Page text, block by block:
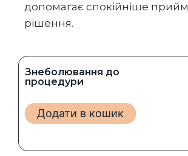
допомагає спокійніше
рішення.
Знеболювання до
процедури
Додати в кошик